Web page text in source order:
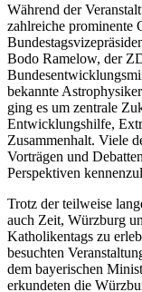
Während der
zahlreiche prominente
Bodo Ramelow, der
bekannte
ging es um zentrale
Entwicklungshilfe,
Zusammenhalt. Viele
Vorträgen und
Perspektiven
Trotz der teilweise
auch Zeit, Würzburg
Katholikentags zu
besuchten
dem bayerischen
erkundeten die